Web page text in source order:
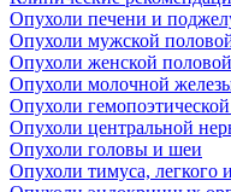
Опухоли печени и
Опухоли мужской
Опухоли женской
Опухоли молочной
Опухоли
Опухоли центральной
Опухоли головы и шеи
Опухоли тимуса, легкого